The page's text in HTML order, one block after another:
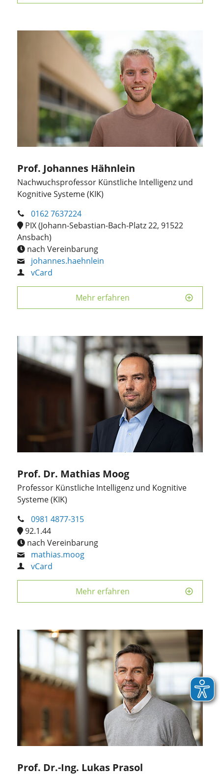
Prof. Johannes Hähnlein
Nachwuchsprofessor Künstliche Intelligenz und
Kognitive Systeme (KIK)
0162 7637224
PIX (Johann-Sebastian-Bach-Platz 22, 91522
Ansbach)
nach Vereinbarung
johannes.haehnlein
vCard
Mehr erfahren
Prof. Dr. Mathias Moog
Professor Künstliche Intelligenz und Kognitive
Systeme (KIK)
0981 4877-315
92.1.44
nach Vereinbarung
mathias.moog
vCard
Mehr erfahren
Prof. Dr.-Ing. Lukas Prasol